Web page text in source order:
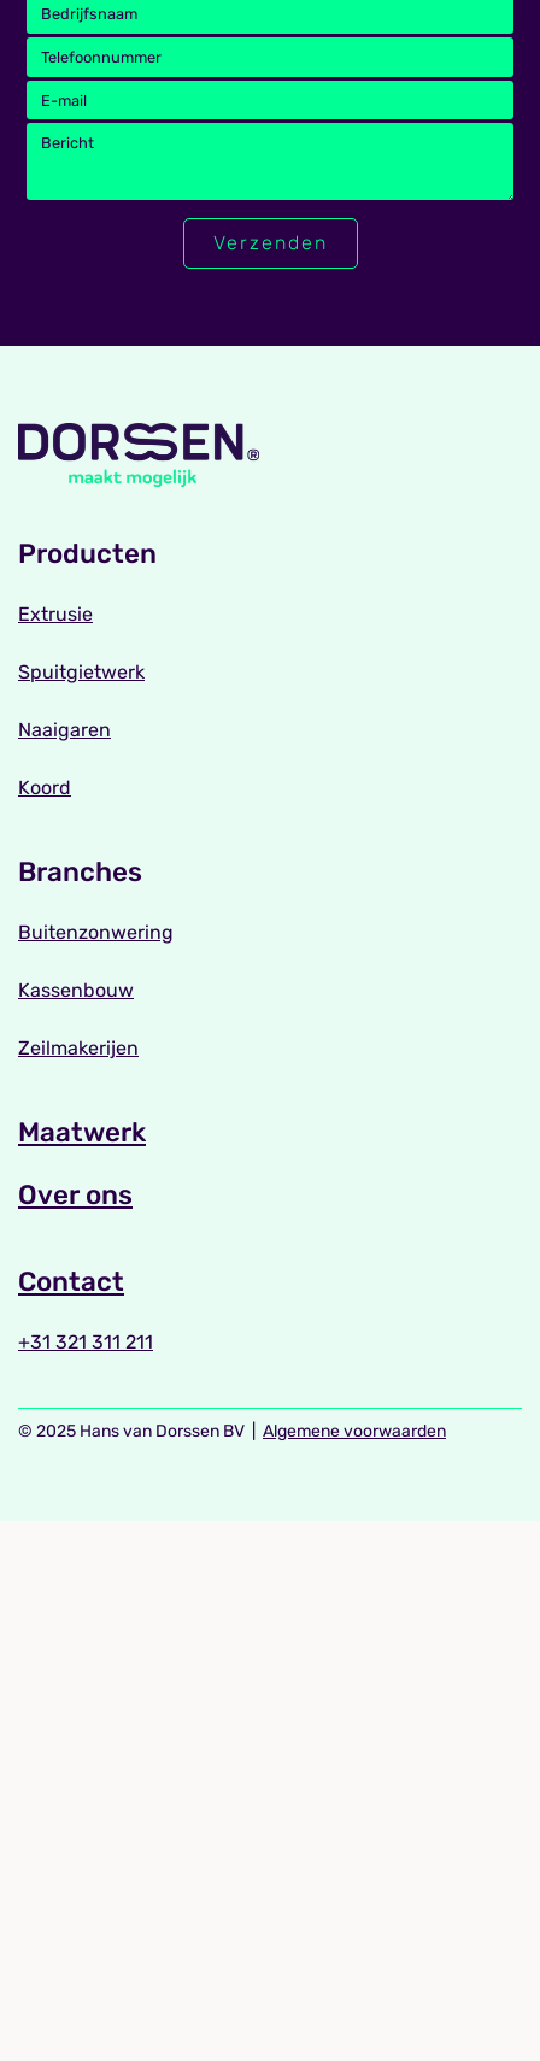
Producten
Extrusie
Spuitgietwerk
Naaigaren
Koord
Branches
Buitenzonwering
Kassenbouw
Zeilmakerijen
Maatwerk
Over ons
Contact
+31 321 311 211
© 2025 Hans van Dorssen BV | Algemene voorwaarden